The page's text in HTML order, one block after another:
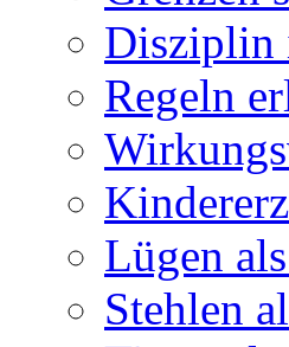
Disziplin
Regeln
Lügen
Stehlen